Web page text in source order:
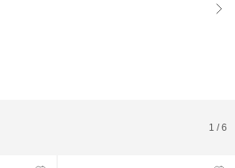
1 /6